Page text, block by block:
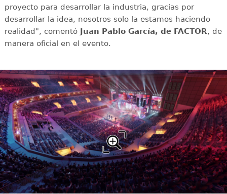
proyecto para desarrollar la industria, gracias por
desarrollar la idea, nosotros solo la estamos haciendo
realidad", comentó Juan Pablo García, de FACTOR, de
manera oficial en el evento.